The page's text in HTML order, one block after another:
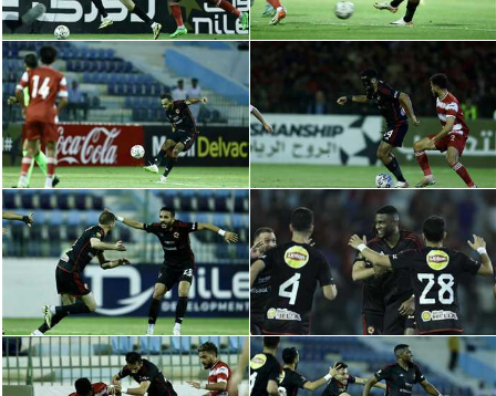
دوري أبطال أوروبا
القسم الثاني
رياضات أخرى
أمم إفريقيا
كرة السلة الأمريكية
كرة سلة
كرة يد
كرة طائرة
الوطن العربي